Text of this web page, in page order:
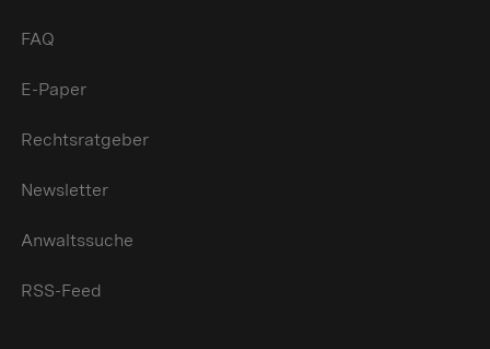
FAQ
E-Paper
Rechtsratgeber
Newsletter
Anwaltssuche
RSS-Feed